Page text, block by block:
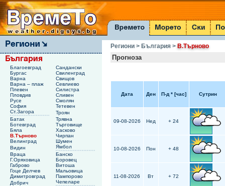
Благоевград
Сандански
Бургас
Свиленград
Варна
Свищов
Варна – плаж
Севлиево
Плевен
Силистра
Пловдив
Сливен
Русе
Смолян
София
Тетевен
Ст.Загора
Троян
Батак
Трявна
Ботевград
Търговище
Бяла
Хасково
В.Търново
Чирпан
Велинград
Шумен
Видин
Ямбол
Враца
Банско
Г.Оряховица
Боровец
Габрово
Витоша
Гоце Делчев
Мальовица
Димитровград
Пампорово
Добрич
Чепеларе
Региони > България>В.Търново
Прогноза
Дата Ден П-д *[час] Сутрин
09-08-2026 Нед + 24
10-08-2026 Пон + 48
11-08-2026 Вт + 72